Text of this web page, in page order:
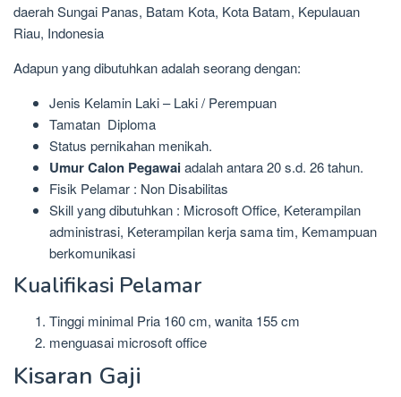
daerah Sungai Panas, Batam Kota, Kota Batam, Kepulauan
Riau, Indonesia
Adapun yang dibutuhkan adalah seorang dengan:
Jenis Kelamin Laki – Laki / Perempuan
Tamatan Diploma
Status pernikahan menikah.
Umur Calon Pegawaiadalah antara 20 s.d. 26 tahun.
Fisik Pelamar : Non Disabilitas
Skill yang dibutuhkan : Microsoft Office, Keterampilan
administrasi, Keterampilan kerja sama tim, Kemampuan
berkomunikasi
Kualifikasi Pelamar
Tinggi minimal Pria 160 cm, wanita 155 cm
menguasai microsoft office
Kisaran Gaji